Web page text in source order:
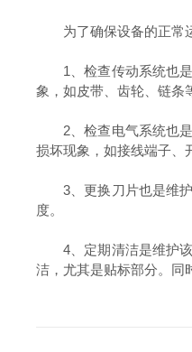
为了确保设备的正常运
1、检查传动系统也是
象，如皮带、齿轮、链条
2、检查电气系统也是
损坏现象，如接线端子、
3、更换刀片也是维护
度。
4、定期清洁是维护该
洁，尤其是贴标部分。同